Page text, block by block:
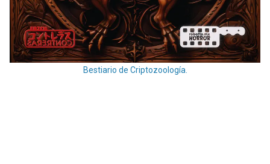
Bestiario de Criptozoología.